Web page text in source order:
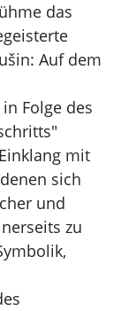
das
Auf dem
Folge des
mit
sich
und
zu